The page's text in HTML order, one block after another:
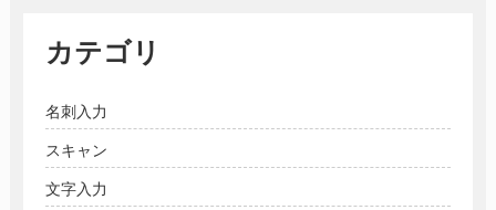
カテゴリ
名刺入力
スキャン
文字入力